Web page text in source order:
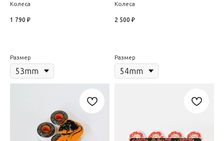
Колеса
1 790 ₽
Размер
Колеса
2 500 ₽
Размер